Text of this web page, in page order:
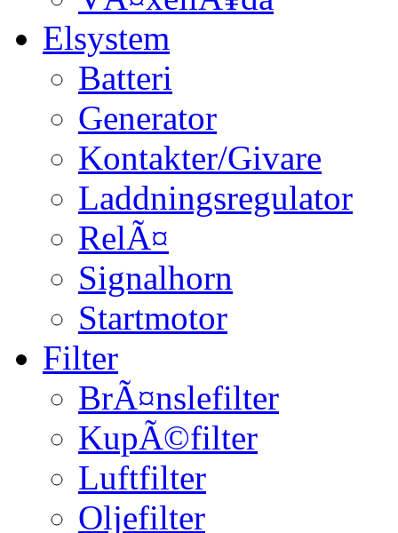
Elsystem
Batteri
Generator
Kontakter/Givare
Laddningsregulator
RelÃ¤
Signalhorn
Startmotor
Filter
BrÃ¤nslefilter
KupÃ©filter
Luftfilter
Oljefilter